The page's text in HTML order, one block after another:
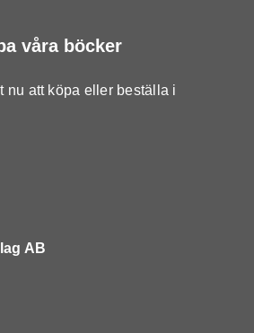
våra böcker
nu att köpa eller beställa i
AB